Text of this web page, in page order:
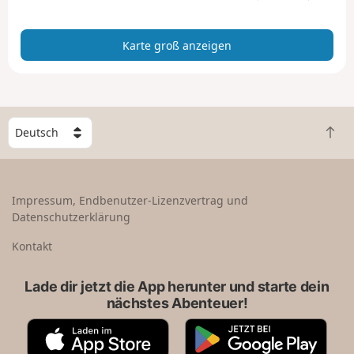
z
i
n
Karte groß anzeigen
W
ä
h
e
n
Z
u
Impressum, Endbenutzer-Lizenzvertrag und
Datenschutzerklärung
Kontakt
Lade dir jetzt die App herunter und starte dein
nächstes Abenteuer!
A
G